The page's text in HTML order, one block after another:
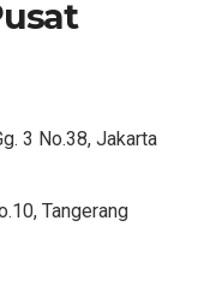
3 No.38, Jakarta
Tangerang